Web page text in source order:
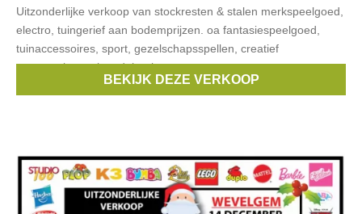
Uitzonderlijke verkoop van stockresten & stalen merkspeelgoed,
electro, tuingerief aan bodemprijzen. oa fantasiespeelgoed,
tuinaccessoires, sport, gezelschapsspellen, creatief
constructiespeelgoed, boeken,
,Philips, lenco, lego,Barbie
BEKIJK DEZE VERKOOP